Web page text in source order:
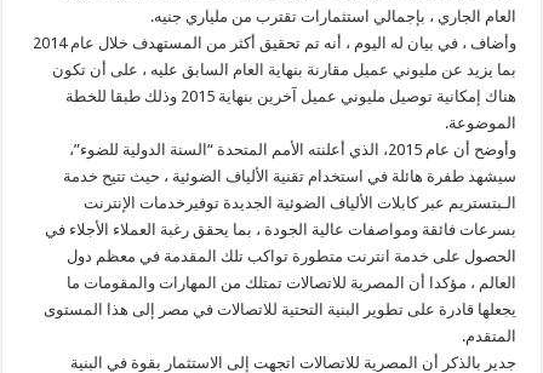
العام الجاري ، بإجمالي استثمارات تقترب من ملياري جنيه.
وأضاف ، في بيان له اليوم ، أنه تم تحقيق أكثر من المستهدف خلال عام 2014
بما يزيد عن مليوني عميل مقارنة بنهاية العام السابق عليه ، على أن تكون
هناك إمكانية توصيل مليوني عميل آخرين بنهاية 2015 وذلك طبقا للخطة
الموضوعة.
وأوضح أن عام 2015، الذي أعلنته الأمم المتحدة “السنة الدولية للضوء”،
سيشهد طفرة هائلة في استخدام تقنية الألياف الضوئية ، حيث تتيح خدمة
الـبتستريم عبر كابلات الألياف الضوئية الجديدة توفيرخدمات الإنترنت
بسرعات فائقة ومواصفات عالية الجودة ، بما يحقق رغبة العملاء الأجلاء في
الحصول على خدمة انترنت متطورة تواكب تلك المقدمة في معظم دول
العالم ، مؤكدا أن المصرية للاتصالات تمتلك من المهارات والمقومات ما
يجعلها قادرة على تطوير البنية التحتية للاتصالات في مصر إلى هذا المستوى
المتقدم.
جدير بالذكر أن المصرية للاتصالات اتجهت إلى الاستثمار بقوة في البنية